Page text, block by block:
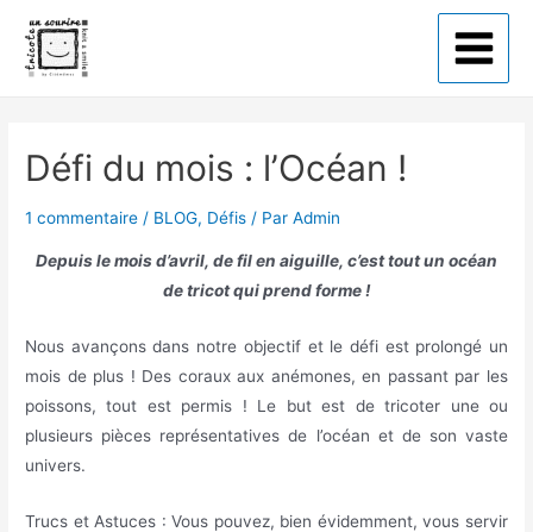
Défi du mois : l’Océan !
1 commentaire / BLOG, Défis / ParAdmin
Depuis le mois d’avril, de fil en aiguille, c’est tout un océan
de tricot qui prend forme !
Nous avançons dans notre objectif et le défi est prolongé un
mois de plus ! Des coraux aux anémones, en passant par les
poissons, tout est permis ! Le but est de tricoter une ou
plusieurs pièces représentatives de l’océan et de son vaste
univers.
Trucs et Astuces : Vous pouvez, bien évidemment, vous servir